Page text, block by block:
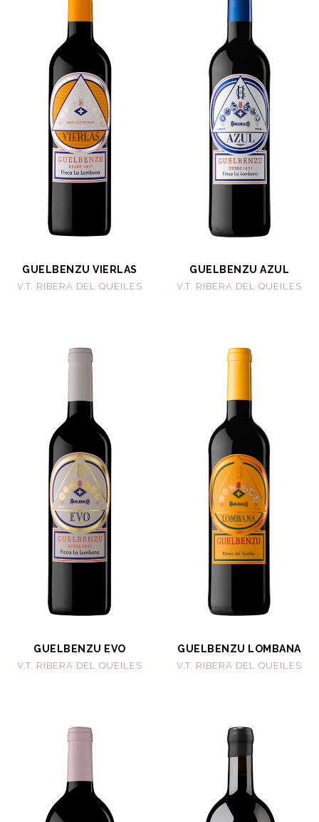
GUELBENZU VIERLAS
V.T. RIBERA DEL QUEILES
GUELBENZU AZUL
V.T. RIBERA DEL QUEILES
GUELBENZU EVO
V.T. RIBERA DEL QUEILES
GUELBENZU LOMBANA
V.T. RIBERA DEL QUEILES